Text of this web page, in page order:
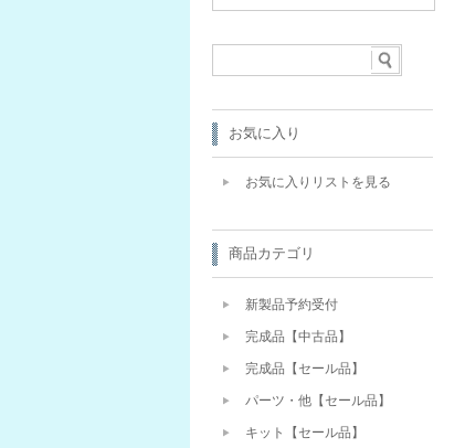
お気に入り
お気に入りリストを見る
商品カテゴリ
新製品予約受付
完成品【中古品】
完成品【セール品】
パーツ・他【セール品】
キット【セール品】